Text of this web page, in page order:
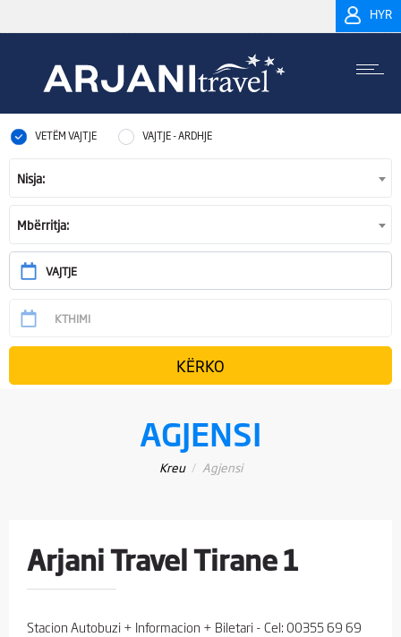
HYR
VETËM VAJTJE VAJTJE - ARDHJE
Nisja:
Mbërritja:
AGJENSI
Kreu Agjensi
Arjani Travel Tirane 1
Stacion Autobuzi + Informacion + Biletari - Cel: 00355 69 69